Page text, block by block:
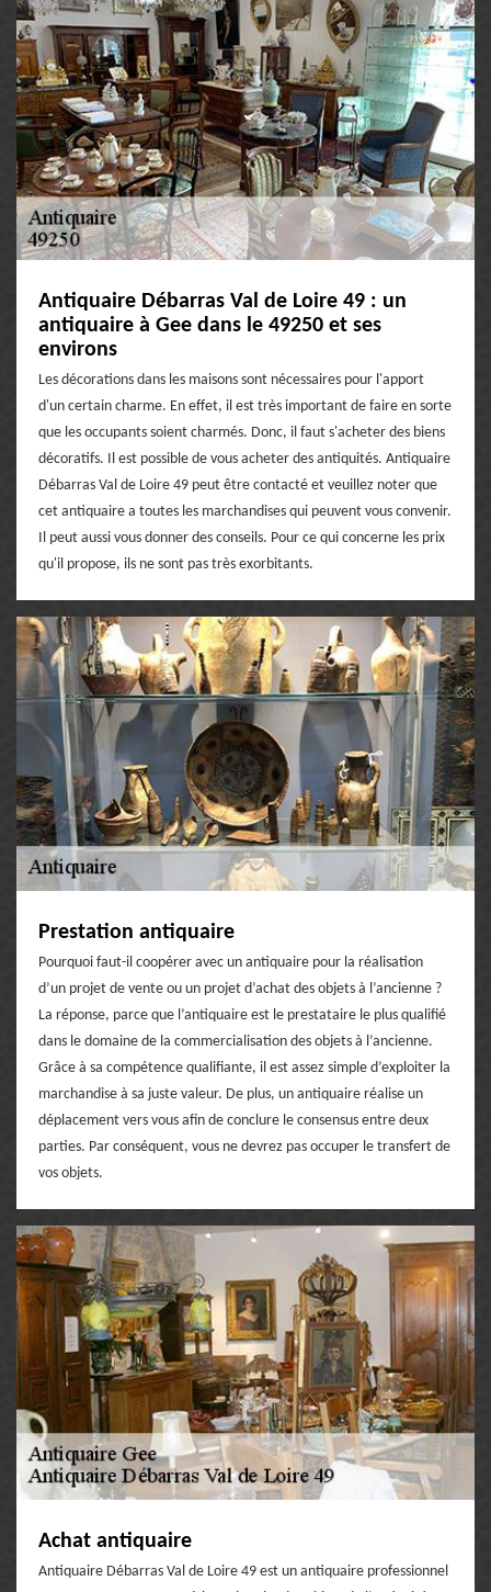
Antiquaire Débarras Val de Loire 49 : un
antiquaire à Gee dans le 49250 et ses
environs
Les décorations dans les maisons sont nécessaires pour l'apport
d'un certain charme. En effet, il est très important de faire en sorte
que les occupants soient charmés. Donc, il faut s'acheter des biens
décoratifs. Il est possible de vous acheter des antiquités. Antiquaire
Débarras Val de Loire 49 peut être contacté et veuillez noter que
cet antiquaire a toutes les marchandises qui peuvent vous convenir.
Il peut aussi vous donner des conseils. Pour ce qui concerne les prix
qu'il propose, ils ne sont pas très exorbitants.
Prestation antiquaire
Pourquoi faut-il coopérer avec un antiquaire pour la réalisation
d’un projet de vente ou un projet d’achat des objets à l’ancienne ?
La réponse, parce que l’antiquaire est le prestataire le plus qualifié
dans le domaine de la commercialisation des objets à l’ancienne.
Grâce à sa compétence qualifiante, il est assez simple d’exploiter la
marchandise à sa juste valeur. De plus, un antiquaire réalise un
déplacement vers vous afin de conclure le consensus entre deux
parties. Par conséquent, vous ne devrez pas occuper le transfert de
vos objets.
Achat antiquaire
Antiquaire Débarras Val de Loire 49 est un antiquaire professionnel